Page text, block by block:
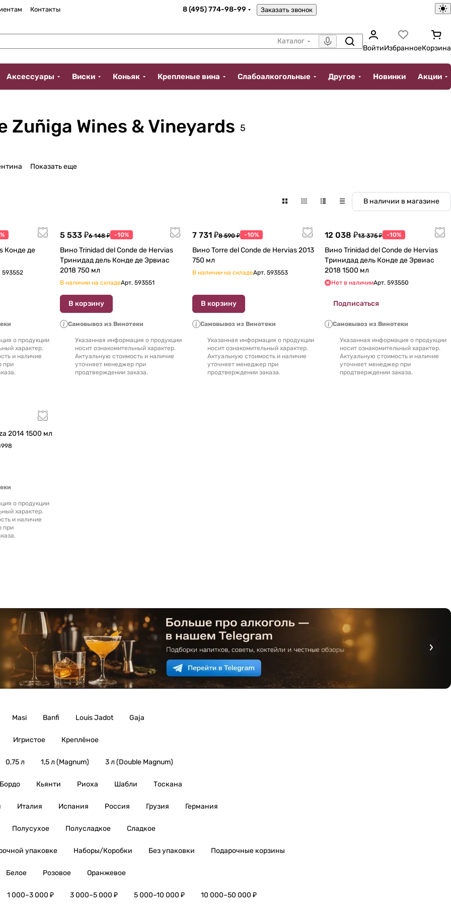
Контакты 8 (495) 774-98-99 Заказать звонок
Каталог
ВойтиИзбранноеКорзина
Аксессуары Виски Коньяк Крепленые вина Слабоалкогольные Другое Новинки Акции
Zuñiga Wines & Vineyards 5
Показать еще
В наличии в магазине
593552
о продукции
характер.
и наличие
при
5 533 ₽6 148 ₽ -10%
Вино Trinidad del Conde de Hervias
Тринидад дель Конде де Эрвиас
2018 750 мл
В наличии на складеАрт. 593551
В корзину
Самовывоз из Винотеки
Указанная информация о продукции
носит ознакомительный характер.
Актуальную стоимость и наличие
уточняет менеджер при
продтверждении заказа.
7 731 ₽8 590 ₽ -10%
Вино Torre del Conde de Hervias 2013
750 мл
В наличии на складеАрт. 593553
В корзину
Самовывоз из Винотеки
Указанная информация о продукции
носит ознакомительный характер.
Актуальную стоимость и наличие
уточняет менеджер при
продтверждении заказа.
12 038 ₽13 375 ₽ -10%
Вино Trinidad del Conde de Hervias
Тринидад дель Конде де Эрвиас
2018 1500 мл
Нет в наличииАрт. 593550
Подписаться
Самовывоз из Винотеки
Указанная информация о продукции
носит ознакомительный характер.
Актуальную стоимость и наличие
уточняет менеджер при
продтверждении заказа.
Вино Valserrano Crianza 2014 1500 мл
о продукции
характер.
и наличие
при
Masi Banfi Louis Jadot Gaja
Игристое Креплёное
0,75 л 1,5 л (Magnum) 3 л (Double Magnum)
Бордо Кьянти Риоха Шабли Тоскана
Италия Испания Россия Грузия Германия
Полусухое Полусладкое Сладкое
упаковке Наборы/Коробки Без упаковки Подарочные корзины
Белое Розовое Оранжевое
1 000–3 000 ₽ 3 000–5 000 ₽ 5 000–10 000 ₽ 10 000–50 000 ₽